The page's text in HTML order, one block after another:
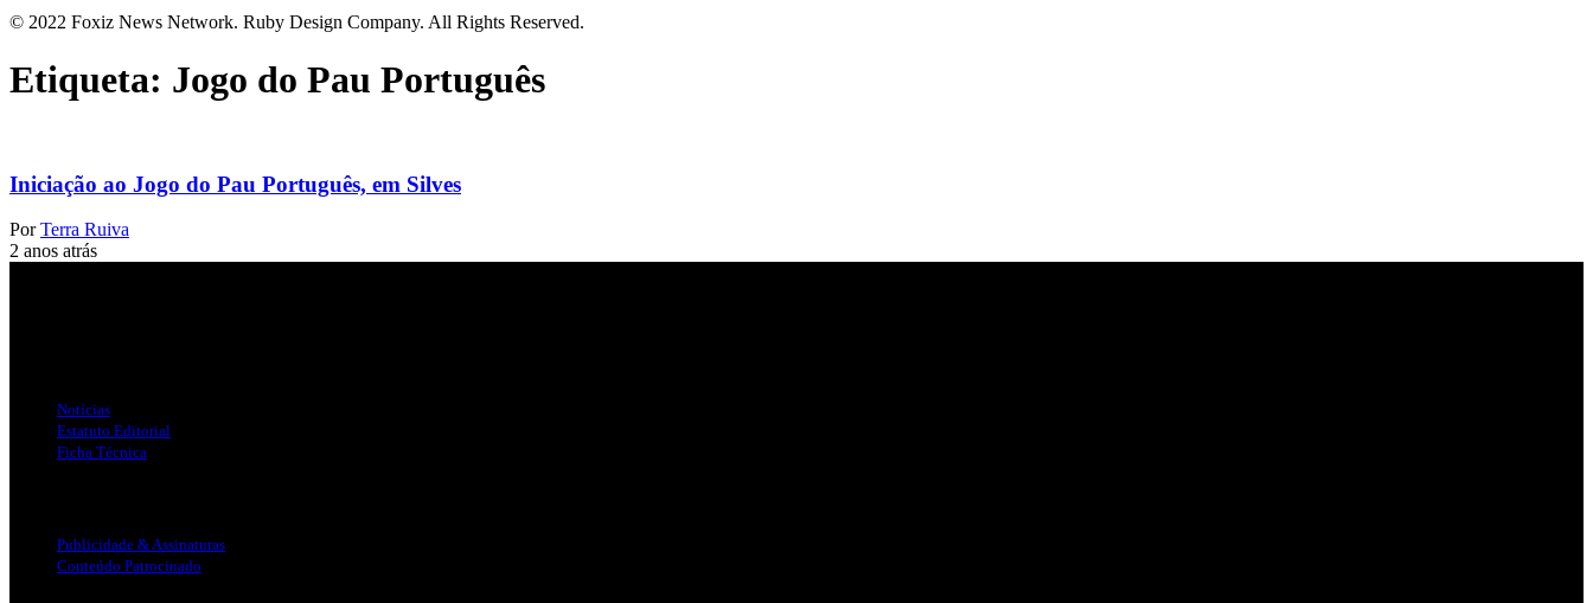
© 2022 Foxiz News Network. Ruby Design Company. All Rights Reserved.
Etiqueta: Jogo do Pau Português
Iniciação ao Jogo do Pau Português, em Silves
Por Terra Ruiva
2 anos atrás
Notícias
Estatuto Editorial
Ficha Técnica
Publicidade & Assinaturas
Conteúdo Patrocinado